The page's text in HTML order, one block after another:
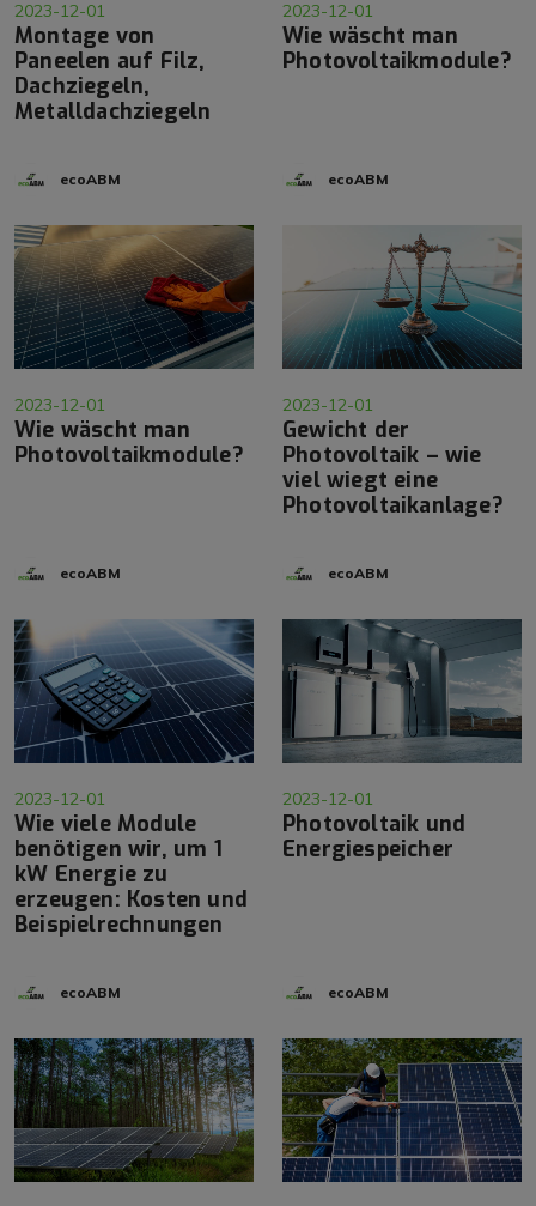
2023-12-01
Montage von
Paneelen auf Filz,
Dachziegeln,
Metalldachziegeln
ecoABM
2023-12-01
Wie wäscht man
Photovoltaikmodule?
ecoABM
2023-12-01
Wie wäscht man
Photovoltaikmodule?
ecoABM
2023-12-01
Gewicht der
Photovoltaik – wie
viel wiegt eine
Photovoltaikanlage?
ecoABM
2023-12-01
Wie viele Module
benötigen wir, um 1
kW Energie zu
erzeugen: Kosten und
Beispielrechnungen
ecoABM
2023-12-01
Photovoltaik und
Energiespeicher
ecoABM